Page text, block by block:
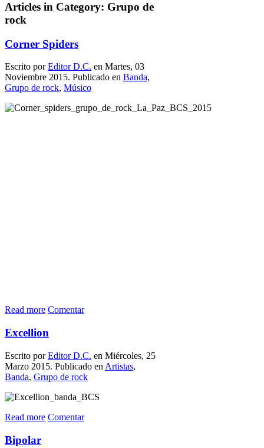
Articles in Category: Grupo de
rock
Corner Spiders
Escrito porEditor D.C. en Martes, 03
Noviembre 2015. Publicado en Banda,
Grupo de rock, Músico
Read more Comentar
Excellion
Escrito porEditor D.C. en Miércoles, 25
Marzo 2015. Publicado en Artistas,
Banda, Grupo de rock
Read more Comentar
Bipolar